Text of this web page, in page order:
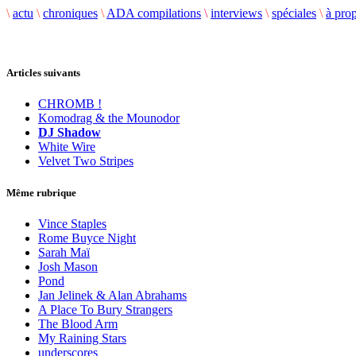
\ actu \ chroniques \ ADA compilations \ interviews \ spéciales \ à
Articles suivants
CHROMB !
Komodrag & the Mounodor
DJ Shadow
White Wire
Velvet Two Stripes
Même rubrique
Vince Staples
Rome Buyce Night
Sarah Maï
Josh Mason
Pond
Jan Jelinek & Alan Abrahams
A Place To Bury Strangers
The Blood Arm
My Raining Stars
underscores